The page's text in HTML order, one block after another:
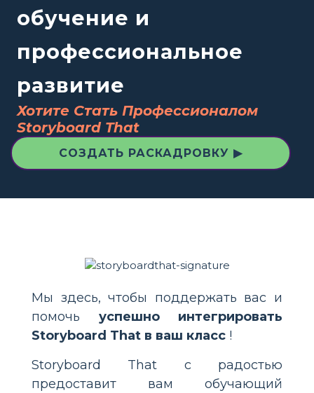
обучение и
профессиональное
развитие
Хотите Стать Профессионалом
Storyboard That
СОЗДАТЬ РАСКАДРОВКУ ▶
Мы здесь, чтобы поддержать вас и
помочь успешно интегрировать
Storyboard That в ваш класс !
Storyboard That с радостью
предоставит вам обучающий